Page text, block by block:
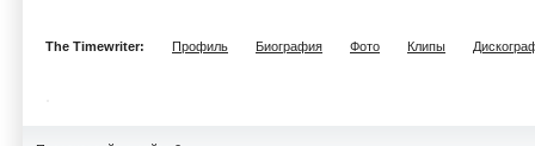
The Timewriter: Профиль Биография Фото Клипы